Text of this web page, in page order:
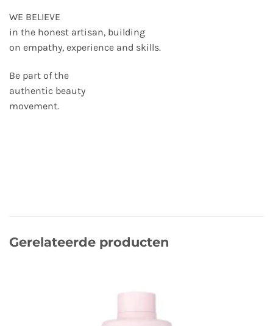
WE BELIEVE
in the honest artisan, building
on empathy, experience and skills.
Be part of the
authentic beauty
movement.
Gerelateerde producten